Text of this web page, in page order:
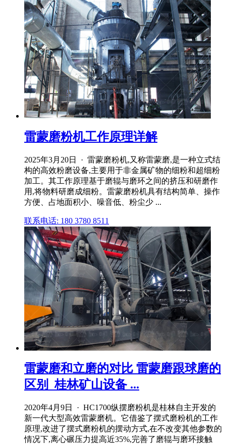
雷蒙磨粉机工作原理详解
2025年3月20日 · 雷蒙磨粉机,又称雷蒙磨,是一种立式结
构的高效粉磨设备,主要用于非金属矿物的细粉和超细粉
加工。其工作原理基于磨辊与磨环之间的挤压和研磨作
用,将物料研磨成细粉。雷蒙磨粉机具有结构简单、操作
方便、占地面积小、噪音低、粉尘少 ...
联系电话: 180 3780 8511
雷蒙磨和立磨的对比 雷蒙磨跟球磨的
区别_桂林矿山设备 ...
2020年4月9日 · HC1700纵摆磨粉机是桂林自主开发的
新一代大型高效雷蒙磨机。它借鉴了摆式磨粉机的工作
原理,改进了摆式磨粉机的摆动方式,在不改变其他参数的
情况下,离心碾压力提高近35%,完善了磨辊与磨环接触